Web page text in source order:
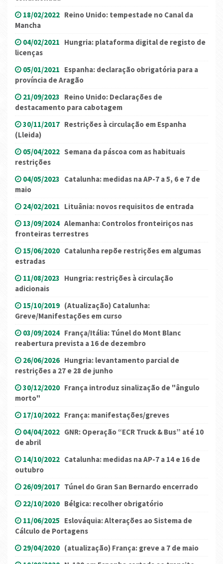
18/02/2022 Reino Unido: tempestade no Canal da
Mancha
04/02/2021 Hungria: plataforma digital de registo de
licenças
05/01/2021 Espanha: declaração obrigatória para a
província de Aragão
21/09/2023 Reino Unido: Declarações de
destacamento para cabotagem
30/11/2017 Restrições à circulação em Espanha
(Lleida)
05/04/2022 Semana da páscoa com as habituais
restrições
04/05/2023 Catalunha: medidas na AP-7 a 5, 6 e 7 de
maio
24/02/2021 Lituânia: novos requisitos de entrada
13/09/2024 Alemanha: Controlos fronteiriços nas
fronteiras terrestres
15/06/2020 Catalunha repõe restrições em algumas
estradas
11/08/2023 Hungria: restrições à circulação
adicionais
15/10/2019 (Atualização) Catalunha:
Greve/Manifestações em curso
03/09/2024 França/Itália: Túnel do Mont Blanc
reabertura prevista a 16 de dezembro
26/06/2026 Hungria: levantamento parcial de
restrições a 27 e 28 de junho
30/12/2020 França introduz sinalização de "ângulo
morto"
17/10/2022 França: manifestações/greves
04/04/2022 GNR: Operação “ECR Truck & Bus” até 10
de abril
14/10/2022 Catalunha: medidas na AP-7 a 14 e 16 de
outubro
26/09/2017 Túnel do Gran San Bernardo encerrado
22/10/2020 Bélgica: recolher obrigatório
11/06/2025 Eslováquia: Alterações ao Sistema de
Cálculo de Portagens
29/04/2020 (atualização) França: greve a 7 de maio